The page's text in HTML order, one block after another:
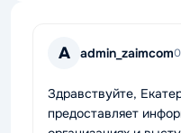
A admin_zaimcom
Здравствуйте,
предоставляет